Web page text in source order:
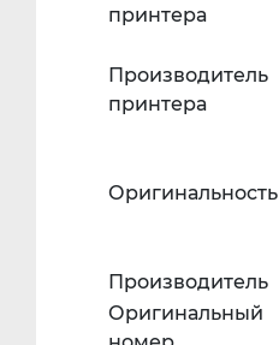
принтера
Производитель
принтера
Оригинальность
Производитель
Оригинальный